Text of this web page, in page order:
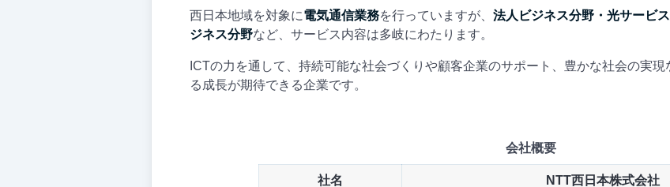
西日本地域を対象に電気通信業務を行っていますが、 法人ビジネス分野・光サービ
ジネス分野など、サービス内容は多岐にわたります。
ICTの力を通して、持続可能な社会づくりや顧客企業のサポート、豊かな社会の実
る成長が期待できる企業です。
会社概要
社名 NTT西日本株式会社